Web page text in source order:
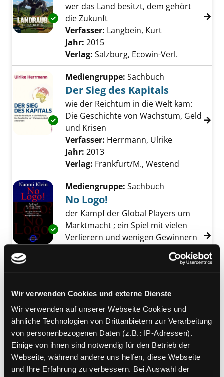
Wir verwenden Cookies und externe Dienste
Wir verwenden auf unserer Webseite Cookies und
ähnliche Technologien von Drittanbietern zur Verarbeitung
von personenbezogenen Daten (z.B.: IP-Adressen).
Einige von ihnen sind notwendig für den Betrieb der
Webseite, während andere uns helfen, diese Webseite
und Ihre Erfahrung zu verbessern. Bei Auswahl der
Exemplar-Details von Landraub anzeigen
wer das Land besitzt, dem gehört
die Zukunft
Verfasser: Langbein, Kurt
Jahr: 2015
Verlag: Salzburg, Ecowin-Verl.
Exemplar-Details von Der Sieg des Kapitals
Mediengruppe: Sachbuch
Der Sieg des Kapitals
wie der Reichtum in die Welt kam:
Die Geschichte von Wachstum, Geld
und Krisen
Verfasser: Herrmann, Ulrike
Jahr: 2013
Verlag: Frankfurt/M., Westend
Exemplar-Details von No Logo! anzeigen
Mediengruppe: Sachbuch
No Logo!
der Kampf der Global Players um
Marktmacht ; ein Spiel mit vielen
Verlierern und wenigen Gewinnern
Suche nach
Exemplar-Details von Der Innovationskreis
Mediengruppe:Sachbuch
Der Innovationskreis
ohne Wandel kein Wachstum - wer
abbaut, verliert
Verfasser: Peters, TomSuche nach
Jahr:1998Verlag: Düsseldorf, Econ